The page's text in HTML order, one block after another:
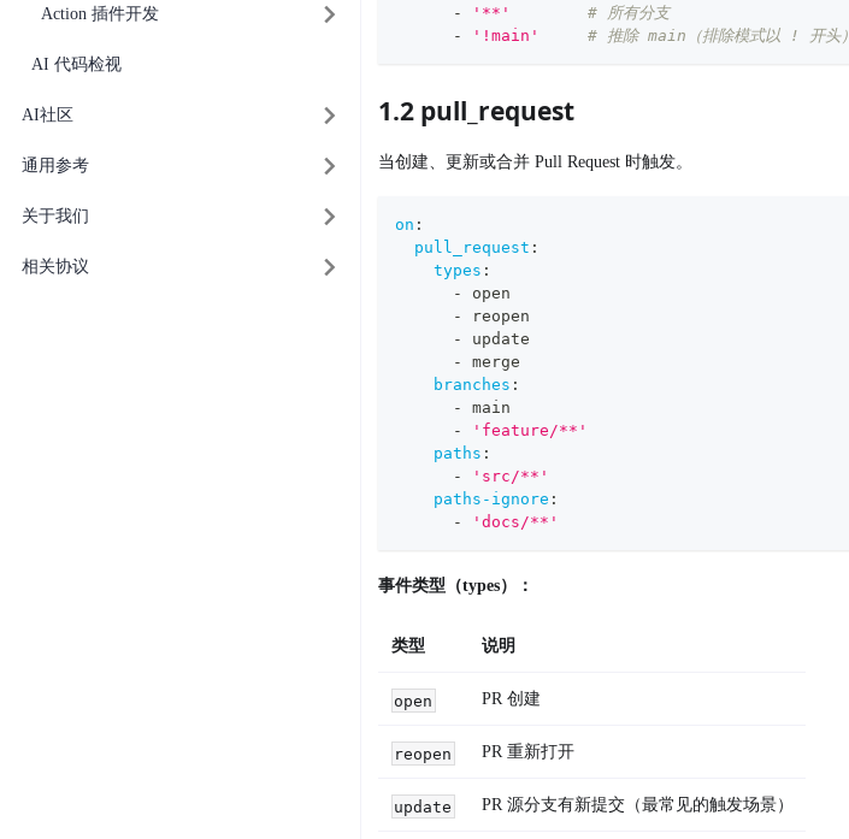
Action 插件开发
AI 代码检视
AI社区
通用参考
关于我们
相关协议
-
'**'
# 所有分支
-
'!main' # 推除 main（排除模式以 ! 开头）
1.2 pull_request
当创建、更新或合并 Pull Request 时触发。
on :
pull_request :
types :
-
open
-
reopen
-
update
-
merge
branches :
-
main
-
'feature/**'
paths :
-
'src/**'
paths-ignore :
-
'docs/**'
事件类型（types）：
类型 说明
open PR 创建
reopen PR 重新打开
update PR 源分支有新提交（最常见的触发场景）